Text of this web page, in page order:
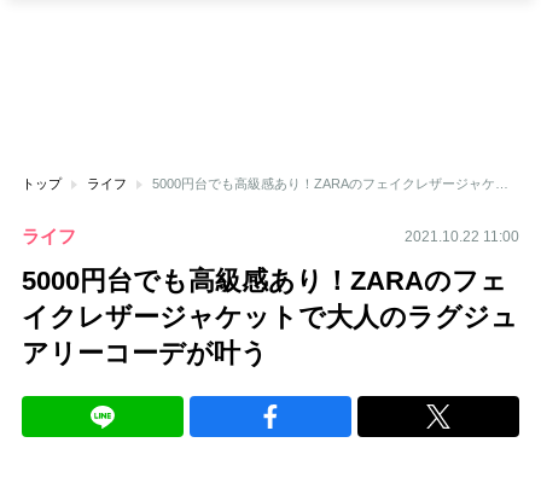
トップ ライフ
ライフ 2021.10.22 11:00
5000円台でも高級感あり！ZARAのフェ
イクレザージャケットで大人のラグジュ
アリーコーデが叶う